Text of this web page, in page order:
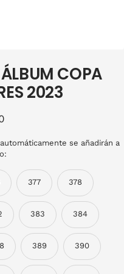
COPA
2023
se añadirán a
377 378
383 384
389 390